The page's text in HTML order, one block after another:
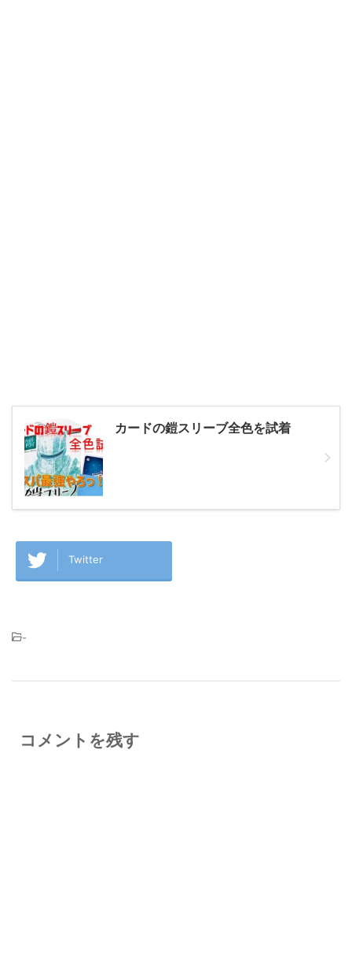
カードの鎧スリーブ全色を試着
Twitter
-
コメントを残す